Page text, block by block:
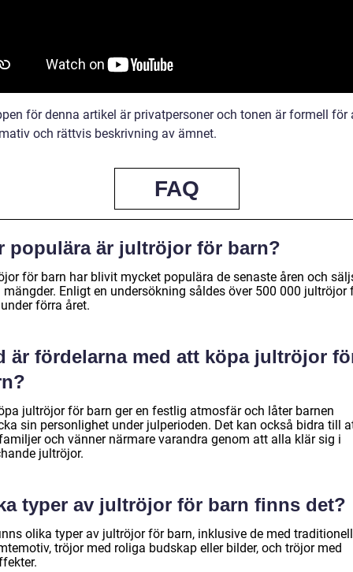
för denna artikel är privatpersoner och tonen är formell för
och rättvis beskrivning av ämnet.
FAQ
populära är jultröjor för barn?
för barn har blivit mycket populära de senaste åren och
mängder. Enligt en undersökning såldes över 500 000 jultröjor
förra året.
är fördelarna med att köpa jultröjor
jultröjor för barn ger en festlig atmosfär och låter barnen
sin personlighet under julperioden. Det kan också bidra till
och vänner närmare varandra genom att alla klär sig i
jultröjor.
typer av jultröjor för barn finns det?
olika typer av jultröjor för barn, inklusive de med
tröjor med roliga budskap eller bilder, och tröjor med